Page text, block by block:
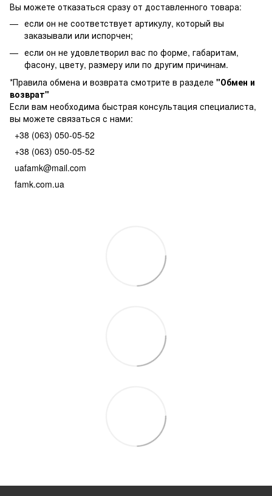
Вы можете отказаться сразу от доставленного товара:
если он не соответствует артикулу, который вы
заказывали или испорчен;
если он не удовлетворил вас по форме, габаритам,
фасону, цвету, размеру или по другим причинам.
*Правила обмена и возврата смотрите в разделе "Обмен и
возврат"
Если вам необходима быстрая консультация специалиста,
вы можете связаться с нами:
+38 (063) 050-05-52
+38 (063) 050-05-52
uafamk@mail.com
famk.com.ua